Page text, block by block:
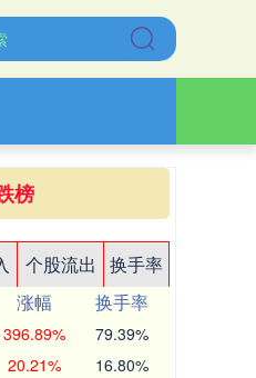
榜
个股流出
换手率
涨幅
换手率
396.89% 79.39%
20.21% 16.80%